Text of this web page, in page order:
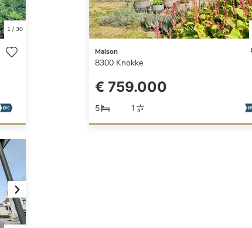
1/ 30
Maison
8300 Knokke
€ 759.000
5 1
Next